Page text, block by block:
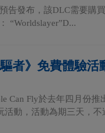
告發布，該DLC需要
“Worldslayer”D...
者》免費體驗活
Can Fly於去年四月份
活動，活動為期三天，